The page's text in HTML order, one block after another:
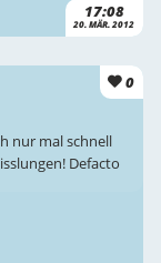
17:08
20. MÄR. 2012
0
nur mal schnell
Defacto